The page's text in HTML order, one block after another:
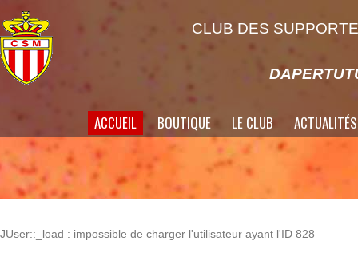
CLUB DES
ACCUEIL BOUTIQUE LE CLUB ACTUALITÉS
JUser::_load : impossible de charger l'utilisateur ayant l'ID 828